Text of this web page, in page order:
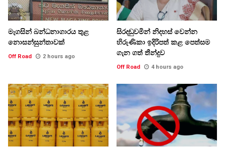
මැගසින් බන්ධනාගාරය තුළ
නොසන්සුන්තාවක්
Off Road 2 hours ago
සිරදඬුවමින් නිදහස් වෙන්න
හිරුණිකා ඉදිරිපත් කළ පෙත්සම
ගැන ගත් තීන්දුව
Off Road 4 hours ago